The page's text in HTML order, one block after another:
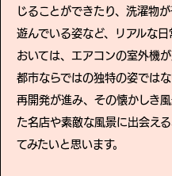
じることができたり、洗濯物
遊んでいる姿など、リアルな
おいては、エアコンの室外機
都市ならではの独特の姿ではな
再開発が進み、その懐かしき
た名店や素敵な風景に出会え
てみたいと思います。